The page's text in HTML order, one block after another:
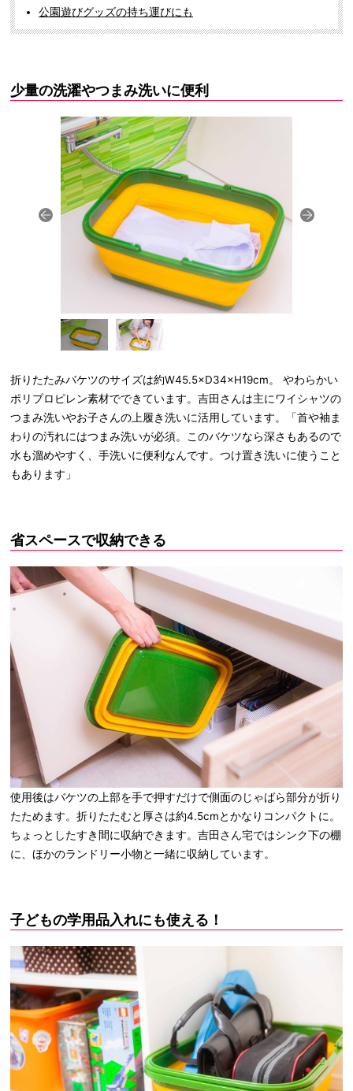
公園遊びグッズの持ち運びにも
少量の洗濯やつまみ洗いに便利
折りたたみバケツのサイズは約W45.5×D34×H19cm。 やわらかい
ポリプロピレン素材でできています。吉田さんは主にワイシャツの
つまみ洗いやお子さんの上履き洗いに活用しています。「首や袖ま
わりの汚れにはつまみ洗いが必須。このバケツなら深さもあるので
水も溜めやすく、手洗いに便利なんです。つけ置き洗いに使うこと
もあります」
省スペースで収納できる
使用後はバケツの上部を手で押すだけで側面のじゃばら部分が折り
たためます。折りたたむと厚さは約4.5cmとかなりコンパクトに。
ちょっとしたすき間に収納できます。吉田さん宅ではシンク下の棚
に、ほかのランドリー小物と一緒に収納しています。
子どもの学用品入れにも使える！